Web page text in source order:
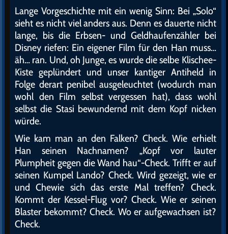
Lange Vorgeschichte mit ein wenig Sinn: Bei „Solo“
sieht es nicht viel anders aus. Denn es dauerte nicht
lange, bis die Erbsen- und Geldhaufenzähler bei
Disney riefen: Ein eigener Film für den Han muss…
äh… ran. Und, oh Junge, es wurde die selbe Klischee-
Kiste geplündert und unser kantiger Antiheld in
Folge derart penibel ausgeleuchtet (wodurch man
wohl den Film selbst vergessen hat), dass wohl
selbst die Stasi bewundernd mit dem Kopf nicken
würde.
Wie kam man an den Falken? Check. Wie erhielt
Han seinen Nachnamen? „Kopf vor lauter
Plumpheit gegen die Wand hau“-Check. Trifft er auf
seinen Kumpel Lando? Check. Wird gezeigt, wie er
und Chewie sich das erste Mal treffen? Check.
Kommt der Kessel-Flug vor? Check. Wie er seinen
Blaster bekommt? Check. Wo er aufgewachsen ist?
Check.